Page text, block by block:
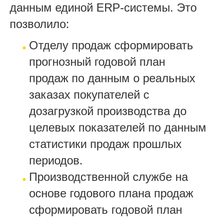
данным единой ERP-системы. Это
позволило:
Отделу продаж сформировать
прогнозный годовой план
продаж по данным о реальных
заказах покупателей с
дозагрузкой производства до
целевых показателей по данным
статистики продаж прошлых
периодов.
Производственной службе на
основе годового плана продаж
сформировать годовой план